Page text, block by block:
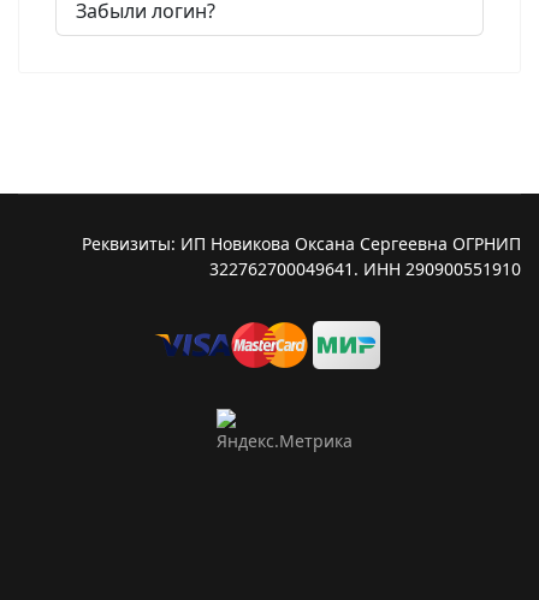
Забыли логин?
Реквизиты: ИП Новикова Оксана Сергеевна ОГРНИП
322762700049641. ИНН 290900551910